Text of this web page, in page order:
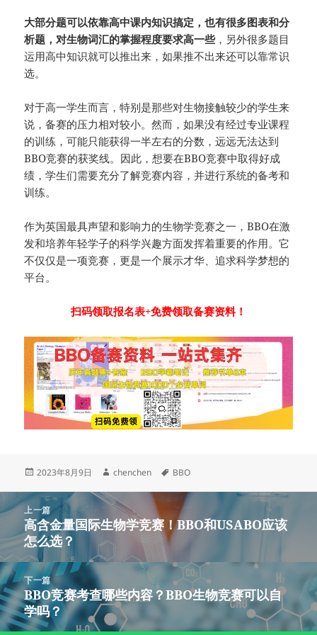
大部分题可以依靠高中课内知识搞定，也有很多图表和分
析题，对生物词汇的掌握程度要求高一些，另外很多题目
运用高中知识就可以推出来，如果推不出来还可以靠常识
选。
对于高一学生而言，特别是那些对生物接触较少的学生来
说，备赛的压力相对较小。然而，如果没有经过专业课程
的训练，可能只能获得一半左右的分数，远远无法达到
BBO竞赛的获奖线。因此，想要在BBO竞赛中取得好成
绩，学生们需要充分了解竞赛内容，并进行系统的备考和
训练。
作为英国最具声望和影响力的生物学竞赛之一，BBO在激
发和培养年轻学子的科学兴趣方面发挥着重要的作用。它
不仅仅是一项竞赛，更是一个展示才华、追求科学梦想的
平台。
扫码领取报名表+免费领取备赛资料！
发
于
2023年8月9日
作
chenchen
标
BBO
章
航
上一篇
上
篇
文
章：
高含金量国际生物学竞赛！BBO和USABO应该
怎么选？
下一篇
下
篇
文
BBO竞赛考查哪些内容？BBO生物竞赛可以自
学吗？